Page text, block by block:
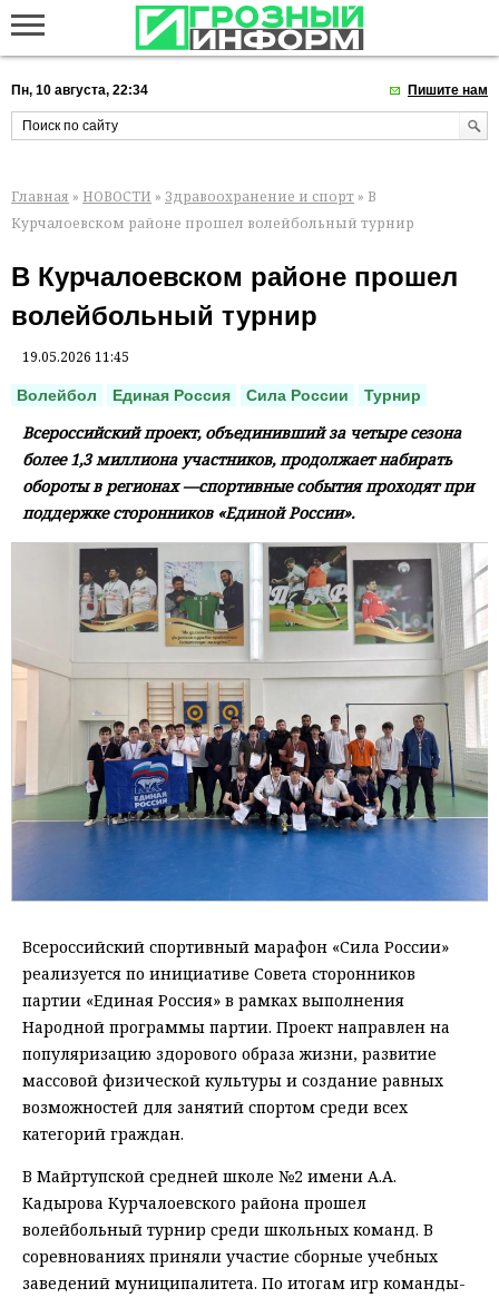
Пн, 10 августа, 22:34 Пишите нам
Главная » НОВОСТИ » Здравоохранение и спорт » В
Курчалоевском районе прошел волейбольный турнир
В Курчалоевском районе прошел
волейбольный турнир
19.05.2026 11:45
Волейбол Единая Россия Сила России Турнир
Всероссийский проект, объединивший за четыре сезона
более 1,3 миллиона участников, продолжает набирать
обороты в регионах —спортивные события проходят при
поддержке сторонников «Единой России».
Всероссийский спортивный марафон «Сила России»
реализуется по инициативе Совета сторонников
партии «Единая Россия» в рамках выполнения
Народной программы партии. Проект направлен на
популяризацию здорового образа жизни, развитие
массовой физической культуры и создание равных
возможностей для занятий спортом среди всех
категорий граждан.
В Майртупской средней школе №2 имени А.А.
Кадырова Курчалоевского района прошел
волейбольный турнир среди школьных команд. В
соревнованиях приняли участие сборные учебных
заведений муниципалитета. По итогам игр команды-